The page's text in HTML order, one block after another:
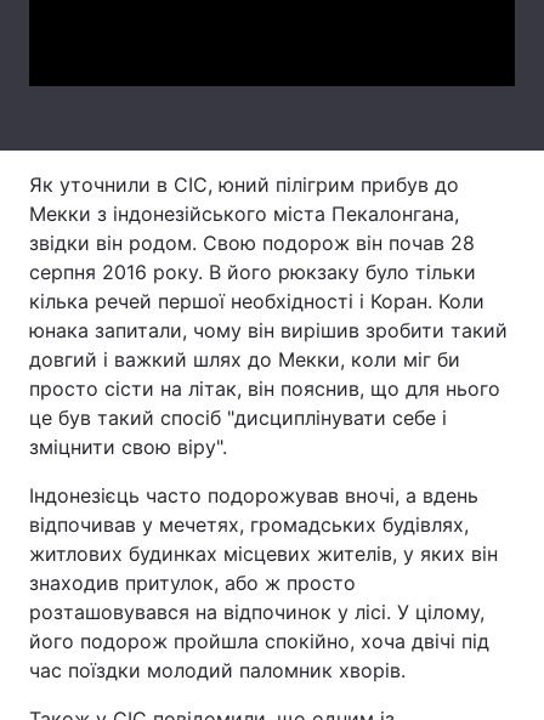
Тема оформлення
Як уточнили в CIC, юний пілігрим прибув до
Мекки з індонезійського міста Пекалонгана,
звідки він родом. Свою подорож він почав 28
серпня 2016 року. В його рюкзаку було тільки
кілька речей першої необхідності і Коран. Коли
юнака запитали, чому він вирішив зробити такий
довгий і важкий шлях до Мекки, коли міг би
просто сісти на літак, він пояснив, що для нього
це був такий спосіб "дисциплінувати себе і
зміцнити свою віру".
Індонезієць часто подорожував вночі, а вдень
відпочивав у мечетях, громадських будівлях,
житлових будинках місцевих жителів, у яких він
знаходив притулок, або ж просто
розташовувався на відпочинок у лісі. У цілому,
його подорож пройшла спокійно, хоча двічі під
час поїздки молодий паломник хворів.